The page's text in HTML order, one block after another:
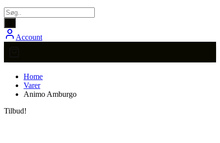
Account
Home
Varer
Animo Amburgo
Tilbud!